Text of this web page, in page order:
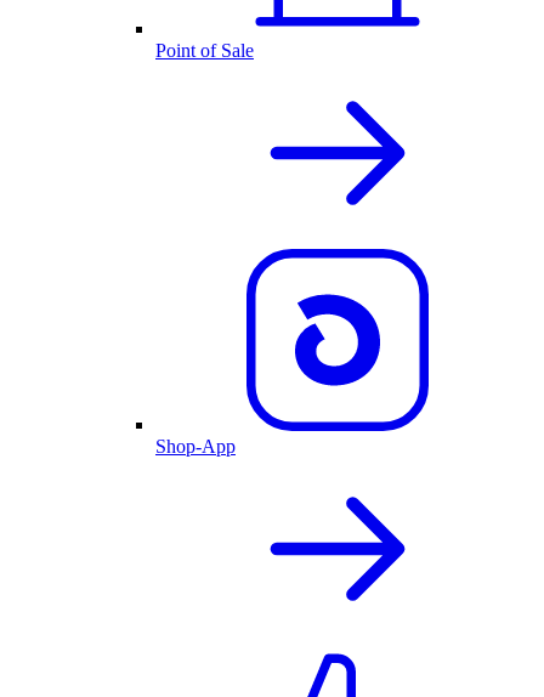
Point of Sale
Shop-App